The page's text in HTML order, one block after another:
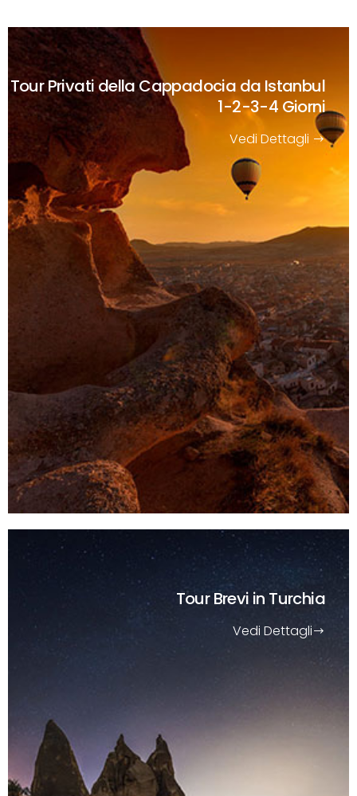
Tour Privati della Cappadocia da Istanbul
1-2-3-4 Giorni
Vedi Dettagli
Tour Brevi in Turchia
Vedi Dettagli